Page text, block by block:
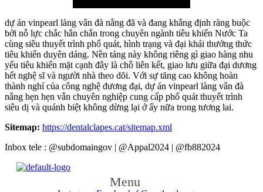
dự án vinpearl làng vân đà nẵng đã và đang khẳng định ràng buộc
bởi nỗ lực chắc hẳn chắn trong chuyên ngành tiêu khiển Nước Ta
cùng siêu thuyết trình phổ quát, hình trạng và đại khái thưởng thức
tiêu khiển duyên dáng. Nền tảng này không riêng gì giao hàng nhu
yếu tiêu khiển mặt cạnh đây là chỗ liên kết, giao lưu giữa đại dương
hết nghệ sĩ và người nhà theo dõi. Với sự tăng cao không hoàn
thành nghỉ của công nghệ đương đại, dự án vinpearl làng vân đà
nẵng hẹn hẹn vẫn chuyên nghiệp cung cấp phổ quát thuyết trình
siêu dị và quánh biệt không dừng lại ở ấy nữa trong tương lai.
Sitemap: https://dentalclapes.cat/sitemap.xml
Inbox tele : @subdomaingov | @Appal2024 | @fb882024
Menu